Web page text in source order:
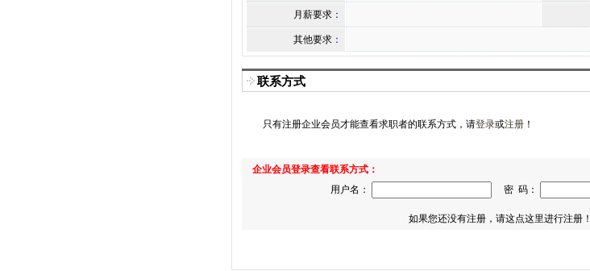
月薪要求 ：
其他要求 ：
联系方式
只有注册企业会员才能查看求职者的联系方式，请登录或注册 ！
企业会员登录查看联系方式：
用户名：
密 码：
如果您还没有注册，请这点这里进行注册！